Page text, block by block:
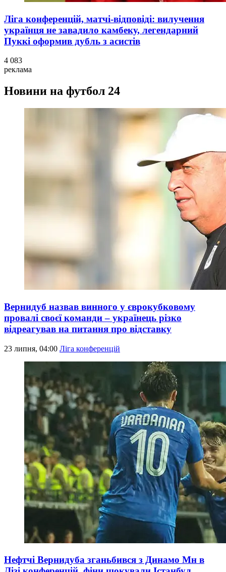
Ліга конференцій, матчі-відповіді: вилучення
українця не завадило камбеку, легендарний
Пуккі оформив дубль з асистів
4 083
реклама
Новини на футбол 24
Вернидуб назвав винного у єврокубковому
провалі своєї команди – українець різко
відреагував на питання про відставку
23 липня, 04:00 Ліга конференцій
Нефтчі Вернидуба зганьбився з Динамо Мн в